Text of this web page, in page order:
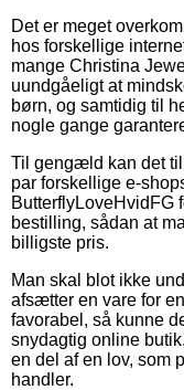
Det er meget
hos forskellige
mange Christina
uundgåeligt at
børn, og samtidig til
nogle gange
Til gengæld kan det
par forskellige e-
ButterflyLoveHvidFG
bestilling, sådan at
billigste pris.
Man skal blot ikke
afsætter en vare for
favorabel, så kunne
snydagtig online
en del af en lov, som
handler.